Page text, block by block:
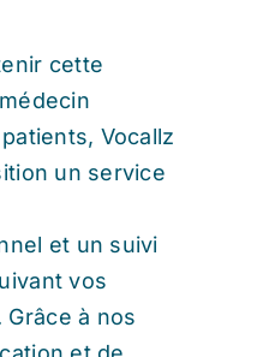
cette
Vocallz
un service
et un suivi
vos
à nos